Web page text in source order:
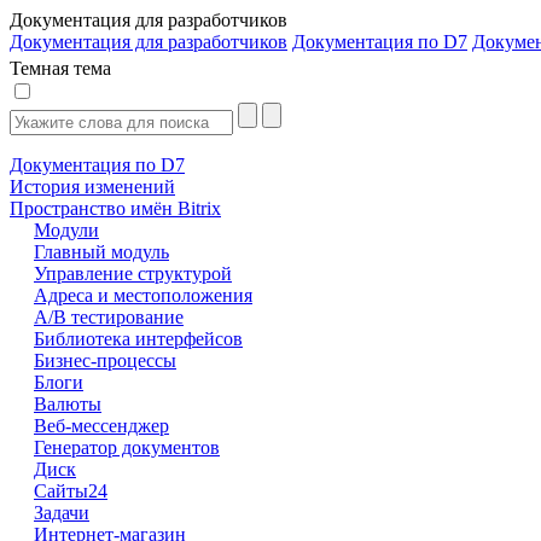
Документация для разработчиков
Документация для разработчиков Документация по D7
Темная тема
Документация по D7
История изменений
Пространство имён Bitrix
Модули
Главный модуль
Управление структурой
Адреса и местоположения
А/В тестирование
Библиотека интерфейсов
Бизнес-процессы
Блоги
Валюты
Веб-мессенджер
Генератор документов
Диск
Сайты24
Задачи
Интернет-магазин